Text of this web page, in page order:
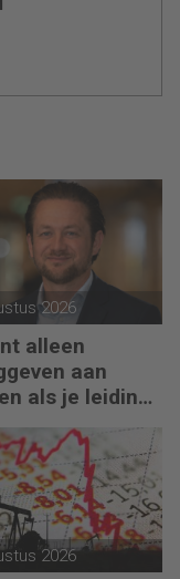
2026
alleen
aan
als je leiding
aan jezelf’
2026